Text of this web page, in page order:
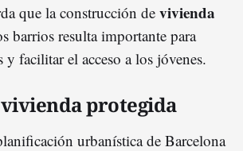
que la construcción de vivienda
barrios resulta importante para
y facilitar el acceso a los jóvenes.
protegida
urbanística de Barcelona